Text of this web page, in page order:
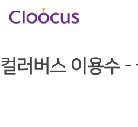
Hit enter to search or ESC to
컬러버스 이용수 -